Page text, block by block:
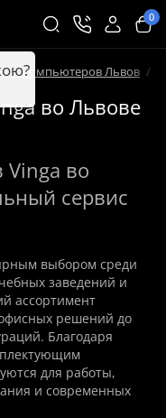
0
компьютеров Львов
во Львове
во
сервис
выбором среди
заведений и
ассортимент
решений до
Благодаря
для работы,
и современных